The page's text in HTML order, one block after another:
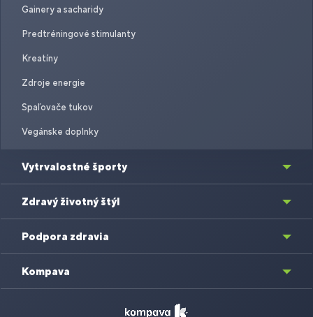
Gainery a sacharidy
Predtréningové stimulanty
Kreatíny
Zdroje energie
Spaľovače tukov
Vegánske doplnky
Vytrvalostné športy
Zdravý životný štýl
Podpora zdravia
Kompava